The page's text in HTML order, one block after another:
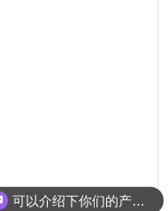
可以介绍下你们的产品么？